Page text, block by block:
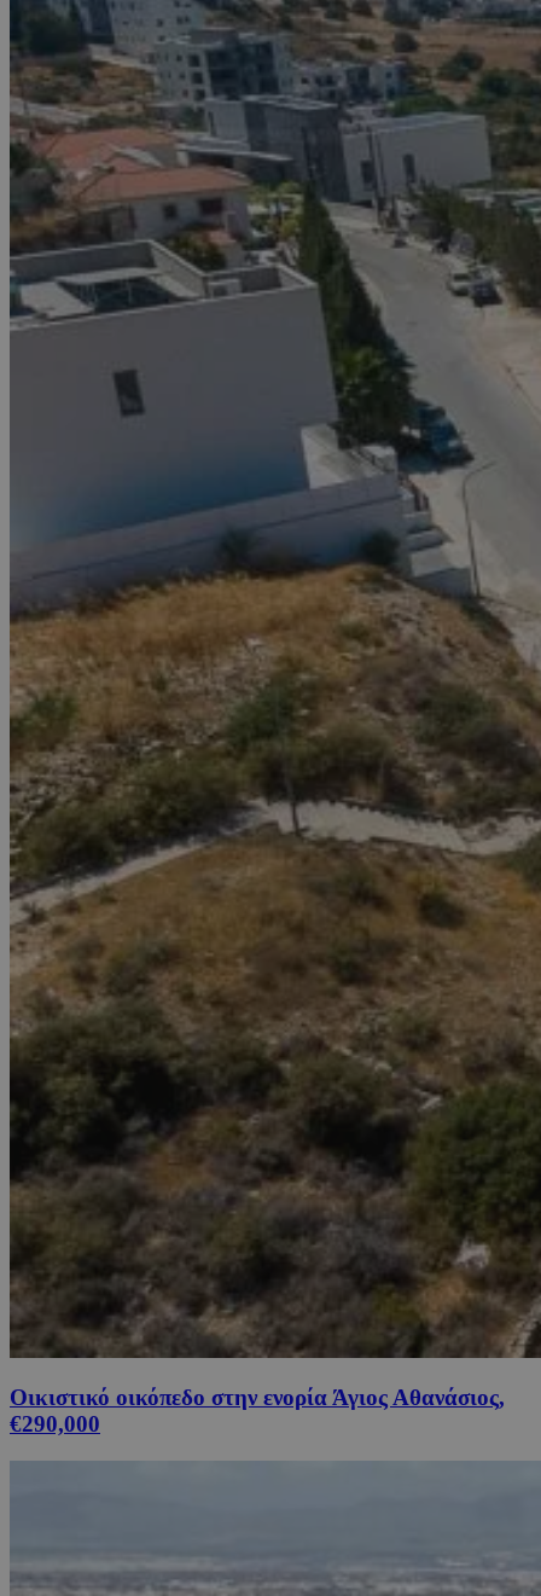
Οικιστικό οικόπεδο στην ενορία Άγιος Αθανάσιος,
€290,000